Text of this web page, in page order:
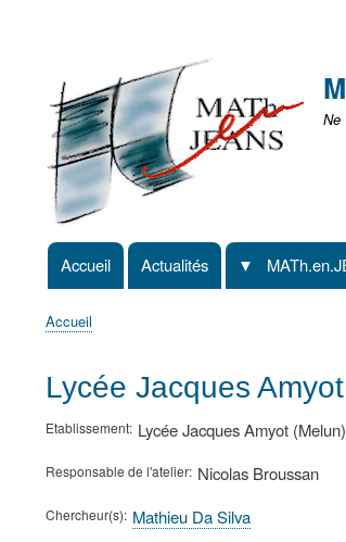
non
identifié
Ne
Navigation
principale
Accueil Actualités
d'Ariane
Accueil
Lycée Jacques
Etablissement Lycée Jacques Amyot (Melun)
Responsable de l'atelier Nicolas Broussan
Chercheur(s) Mathieu Da Silva